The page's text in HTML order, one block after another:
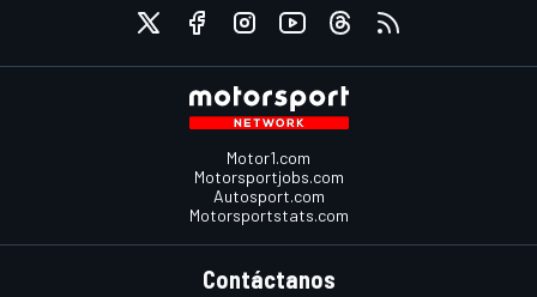
Motor1.com
Motorsportjobs.com
Autosport.com
Motorsportstats.com
Contáctanos